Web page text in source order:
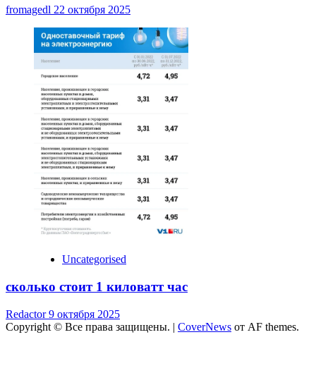
fromagedl 22 октября 2025
Uncategorised
сколько стоит 1 киловатт час
Redactor9 октября 2025
Copyright © Все права защищены. | CoverNews от AF themes.